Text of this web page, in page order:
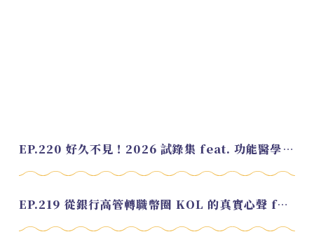
EP.220 好久不見！2026 試錄集 feat. 功能醫學營養師 美寶
EP.219 從銀行高管轉職幣圈 KOL 的真實心聲 feat.龜大